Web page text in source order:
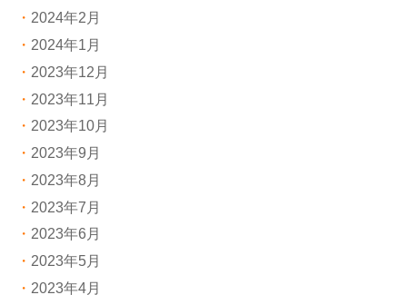
2024年2月
2024年1月
2023年12月
2023年11月
2023年10月
2023年9月
2023年8月
2023年7月
2023年6月
2023年5月
2023年4月